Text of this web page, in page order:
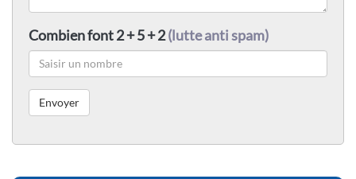
Combien font 2 + 5 + 2(lutte anti spam)